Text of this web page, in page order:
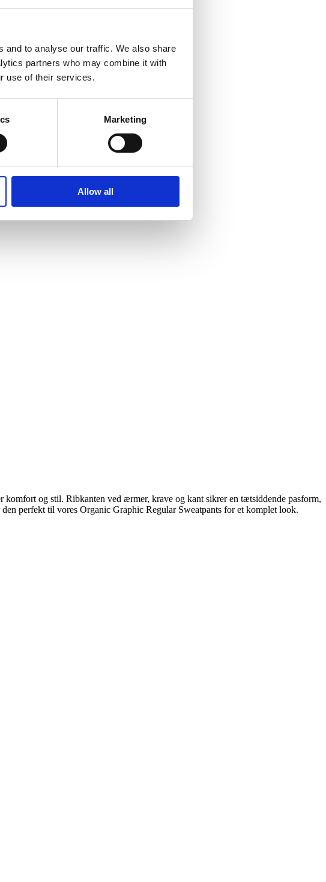
and to analyse our traffic. We also share
partners who may combine it with
use of their services.
Marketing
Allow all
og stil. Ribkanten ved ærmer, krave og kant sikrer en tætsiddende pasform,
perfekt til vores Organic Graphic Regular Sweatpants for et komplet look.